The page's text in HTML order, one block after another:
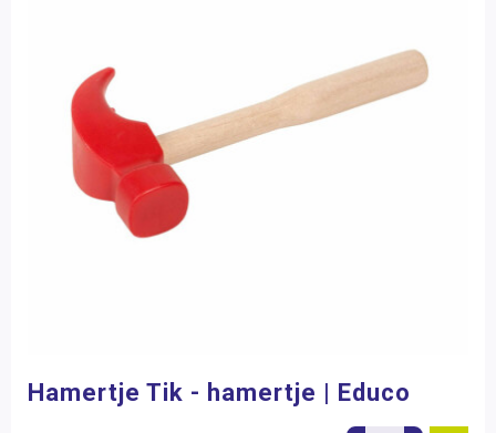
Hamertje Tik - hamertje | Educo